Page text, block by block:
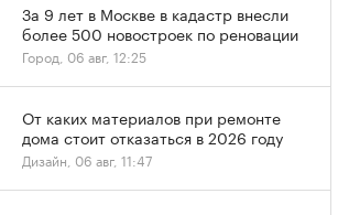
За 9 лет в Москве в кадастр внесли
более 500 новостроек по реновации
Город, 06 авг, 12:25
От каких материалов при ремонте
дома стоит отказаться в 2026 году
Дизайн, 06 авг, 11:47